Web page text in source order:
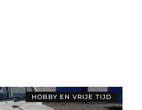
HOBBY EN VRIJE TIJD